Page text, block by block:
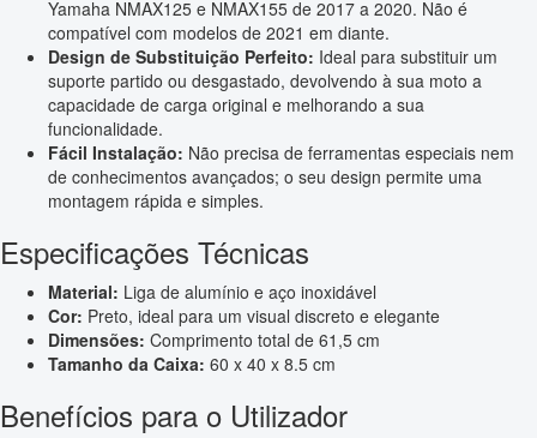
Yamaha NMAX125 e NMAX155 de 2017 a 2020. Não é
compatível com modelos de 2021 em diante.
Design de Substituição Perfeito: Ideal para substituir um
suporte partido ou desgastado, devolvendo à sua moto a
capacidade de carga original e melhorando a sua
funcionalidade.
Fácil Instalação: Não precisa de ferramentas especiais nem
de conhecimentos avançados; o seu design permite uma
montagem rápida e simples.
Especificações Técnicas
Material: Liga de alumínio e aço inoxidável
Cor: Preto, ideal para um visual discreto e elegante
Dimensões: Comprimento total de 61,5 cm
Tamanho da Caixa: 60 x 40 x 8.5 cm
Benefícios para o Utilizador